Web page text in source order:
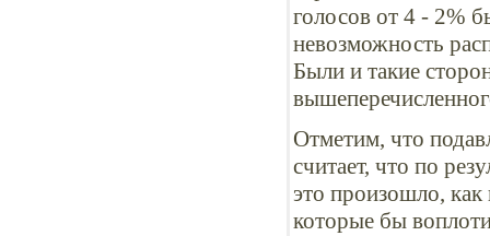
голосов от 4 - 2%
невозможность
Были и такие
Отметим, что
считает, что по
это произошло,
которые бы